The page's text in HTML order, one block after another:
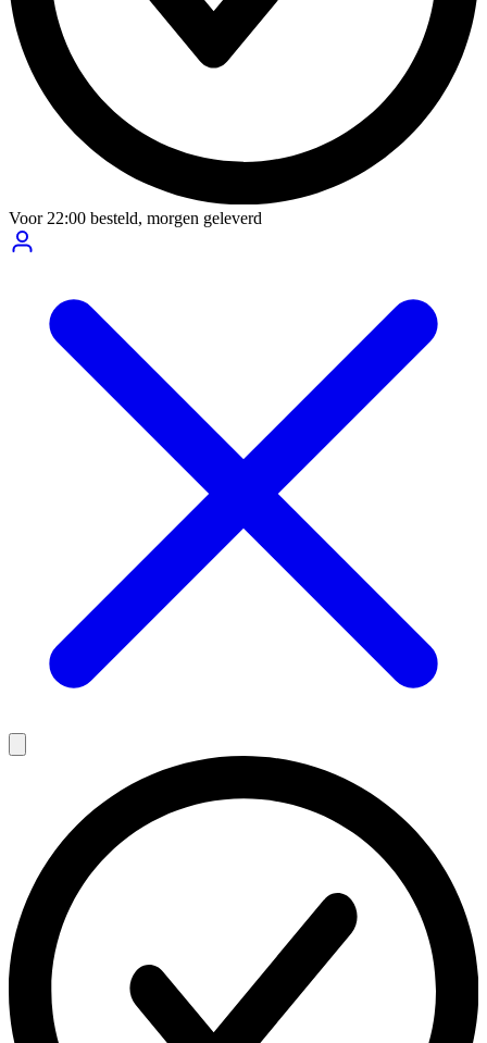
Voor22:00 besteld, morgen geleverd